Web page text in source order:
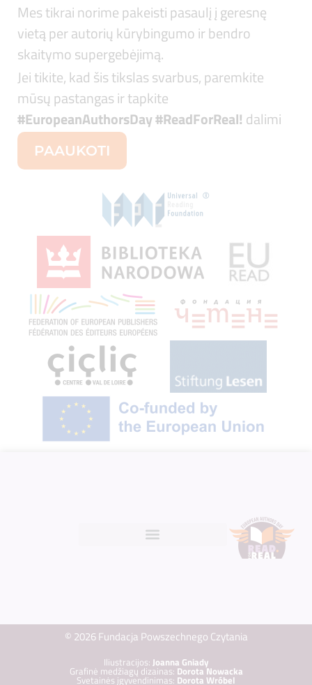
Mes tikrai norime pakeisti pasaulį į geresnę
vietą per autorių kūrybingumo ir bendro
skaitymo supergebėjimą.
Jei tikite, kad šis tikslas svarbus, paremkite
mūsų pastangas ir tapkite
#EuropeanAuthorsDay #ReadForReal! dalimi
PAAUKOTI
© 2026 Fundacja Powszechnego Czytania
Iliustracijos: Joanna Gniady
Grafinė medžiagų dizainas: Dorota Nowacka
Svetainės įgyvendinimas: Dorota Wróbel